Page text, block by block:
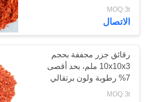
المجففة
الفطر
48
7٪ كحد أقصى للحساء
والوجبات الجاهزة
MOQ:3t
الاتصال
رقائق جزر مجففة بحجم
10x10x3 ملم، بحد أقصى
7% رطوبة ولون برتقالي
أحمر للوجبات الخفيفة
MOQ:3t